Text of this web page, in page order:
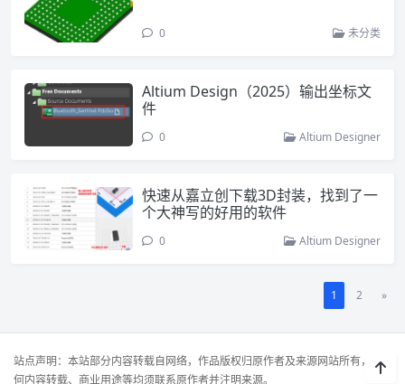
0 未分类
Altium Design（2025）输出坐标文
件
0 Altium Designer
快速从嘉立创下载3D封装，找到了一
个大神写的好用的软件
0 Altium Designer
1 2 »
站点声明：本站部分内容转载自网络，作品版权归原作者及来源网站所有，任
何内容转载、商业用途等均须联系原作者并注明来源。